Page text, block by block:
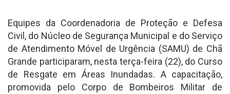
Equipes da Coordenadoria de Proteção e Defesa
Civil, do Núcleo de Segurança Municipal e do Serviço
de Atendimento Móvel de Urgência (SAMU) de Chã
Grande participaram, nesta terça-feira (22), do Curso
de Resgate em Áreas Inundadas. A capacitação,
promovida pelo Corpo de Bombeiros Militar de